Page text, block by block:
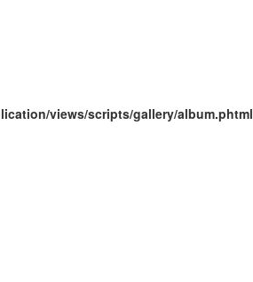
views/scripts/gallery/album.phtml